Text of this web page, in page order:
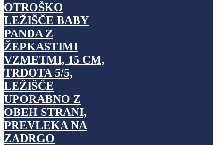
OTROŠKO
LEŽIŠČE BABY
PANDA Z
ŽEPKASTIMI
VZMETMI, 15 CM,
TRDOTA 5/5,
LEŽIŠČE
UPORABNO Z
OBEH STRANI,
PREVLEKA NA
ZADRGO